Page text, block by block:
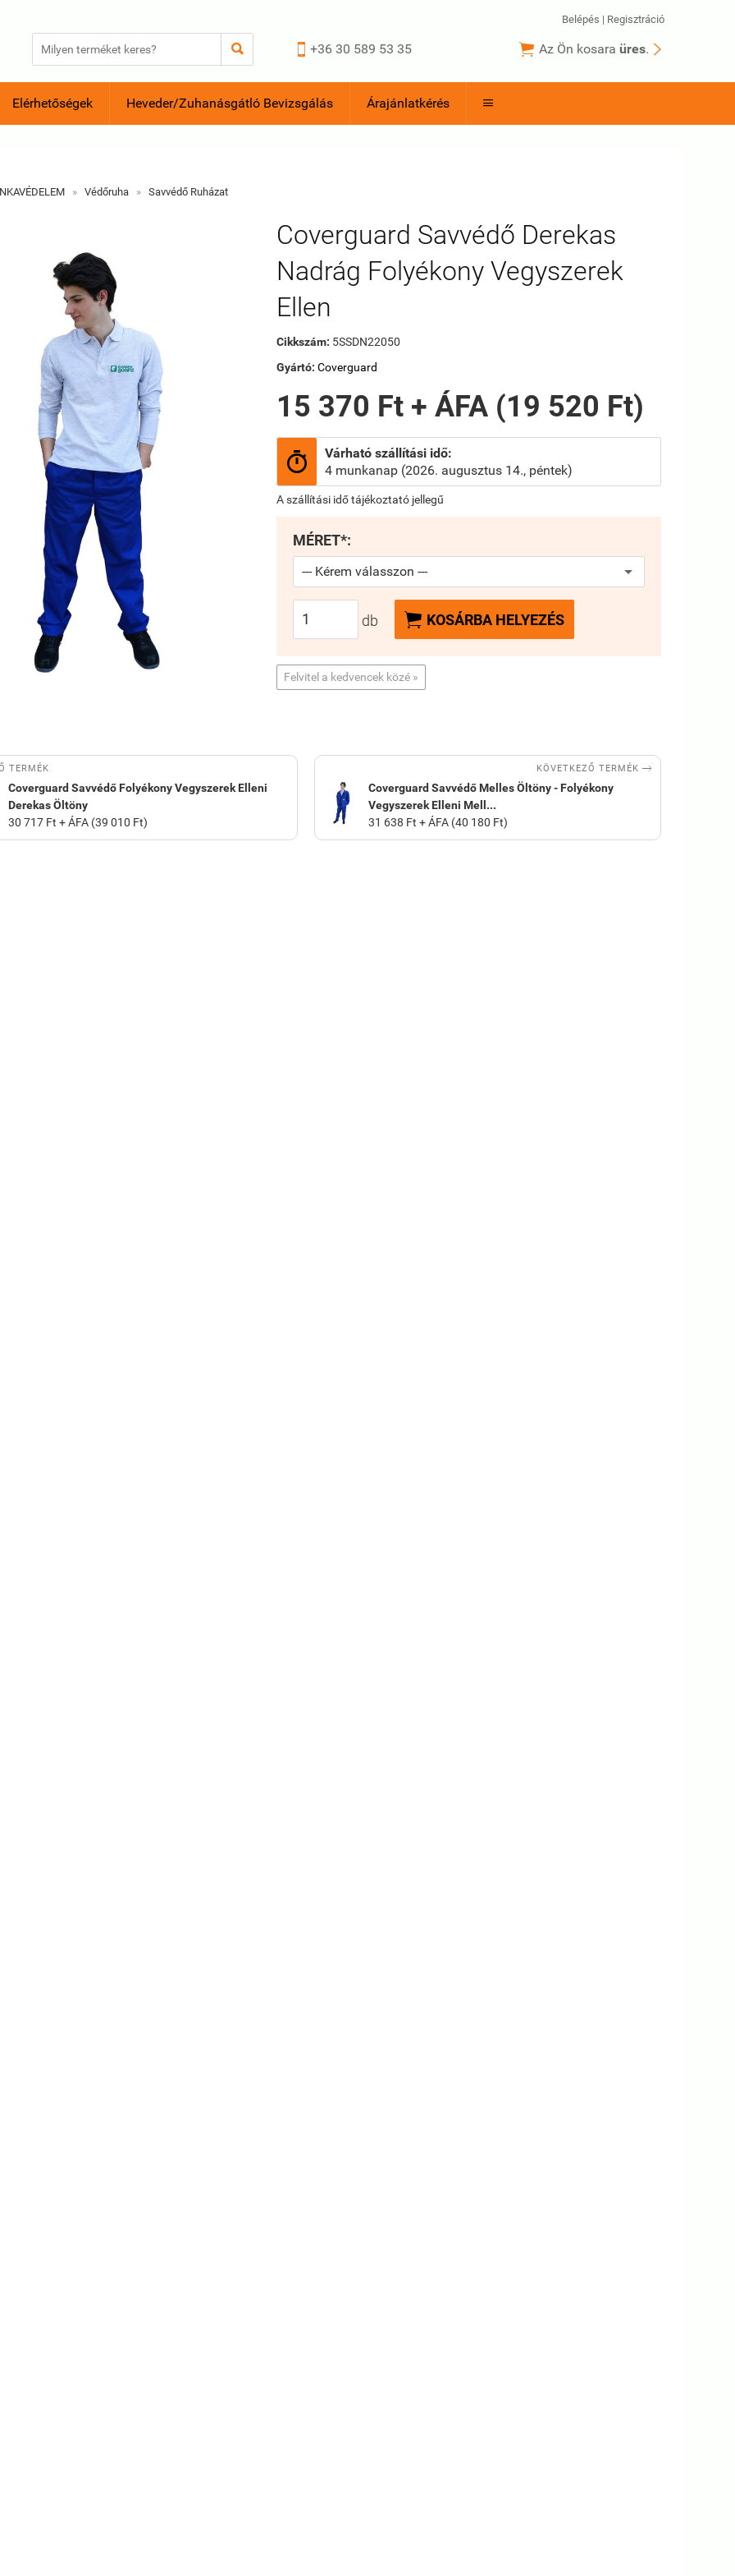
  +36 30 589 53 35  Az Ön kosara üres. 
Belépés | Regisztráció
Elérhetőségek Heveder/Zuhanásgátló Bevizsgálás Árajánlatkérés 
» Védőruha » Savvédő Ruházat
Coverguard Savvédő Derekas
Nadrág Folyékony Vegyszerek
Ellen
Cikkszám: 5SSDN22050
Gyártó:Coverguard
15 370 Ft + ÁFA (19 520 Ft)

Várható szállítási idő:
4 munkanap (2026. augusztus 14., péntek)
A szállítási idő tájékoztató jellegű
MÉRET*:
db  KOSÁRBA HELYEZÉS
Felvitel a kedvencek közé »
TERMÉK
Coverguard Savvédő Folyékony Vegyszerek Elleni
Derekas Öltöny
30 717 Ft + ÁFA (39 010 Ft)
KÖVETKEZŐ TERMÉK 
Coverguard Savvédő Melles Öltöny - Folyékony
Vegyszerek Elleni Mell...
31 638 Ft + ÁFA (40 180 Ft)